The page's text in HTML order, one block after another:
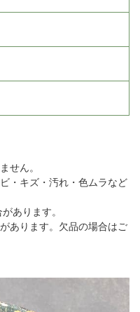
せん。
・キズ・汚れ・色ムラなど
あります。
あります。欠品の場合はご